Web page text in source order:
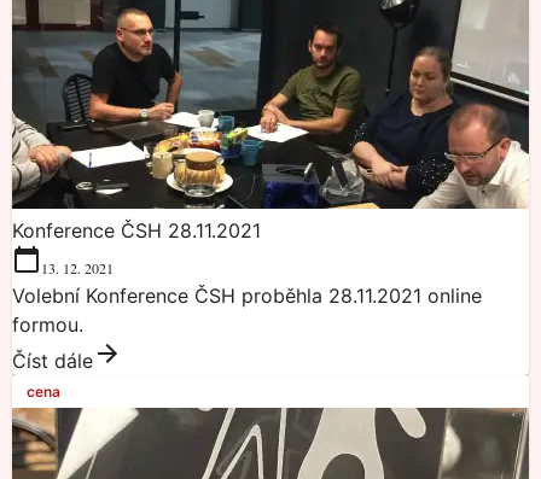
Konference ČSH 28.11.2021
13. 12. 2021
Volební Konference ČSH proběhla 28.11.2021 online
formou.
Číst dále
cena